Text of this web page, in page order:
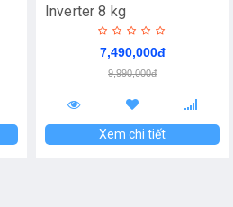
Inverter 8 kg
EWF8025BQWA - Hàng
Chính Hãng7,490,000đ
9,990,000đ
Xem chi tiết